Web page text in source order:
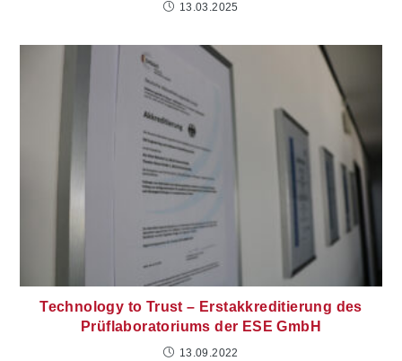
13.03.2025
Technology to Trust – Erstakkreditierung des
Prüflaboratoriums der ESE GmbH
13.09.2022